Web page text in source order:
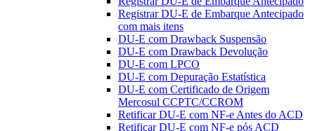
Registrar DU-E de Embarque Antecipado
com mais itens
DU-E com Drawback Suspensão
DU-E com Drawback Devolução
DU-E com LPCO
DU-E com Depuração Estatística
DU-E com Certificado de Origem
Mercosul CCPTC/CCROM
Retificar DU-E com NF-e Antes do ACD
Retificar DU-E com NF-e pós ACD